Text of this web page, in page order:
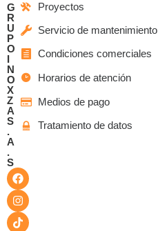
G
R
U
P
O
I
N
O
X
Z
A
S
.
A
.
S
Proyectos
Servicio de mantenimiento
Condiciones comerciales
Horarios de atención
Medios de pago
Tratamiento de datos